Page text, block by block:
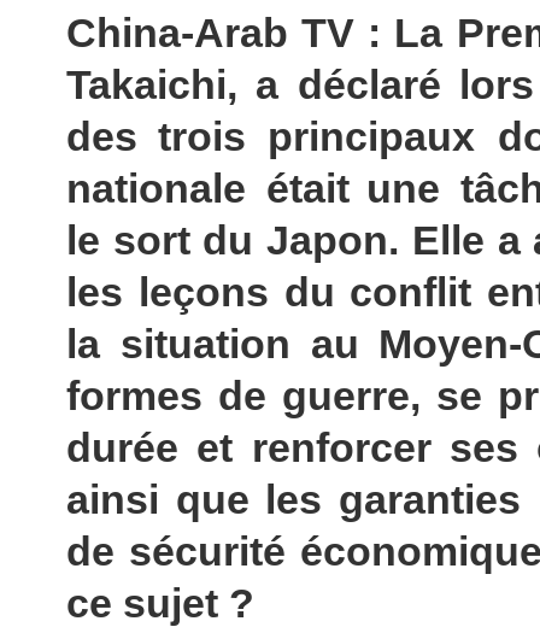
China-Arab TV : La
Takaichi, a déclaré
des trois principaux
nationale était une
le sort du Japon. Elle
les leçons du conflit
la situation au Moyen-
formes de guerre, se
durée et renforcer ses
ainsi que les
de sécurité
ce sujet ?